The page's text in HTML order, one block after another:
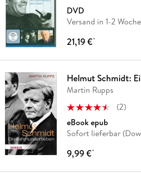
DVD
Versand in 1-2
21,19 €*
Helmut Schmidt:
Martin Rupps
(2)
eBook epub
Sofort lieferbar
9,99 €*